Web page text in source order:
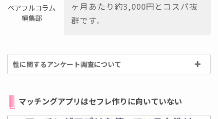
ペアフルコラム
編集部
ヶ月あたり約3,000円とコスパ抜
群です。
性に関するアンケート調査について
マッチングアプリはセフレ作りに向いていない